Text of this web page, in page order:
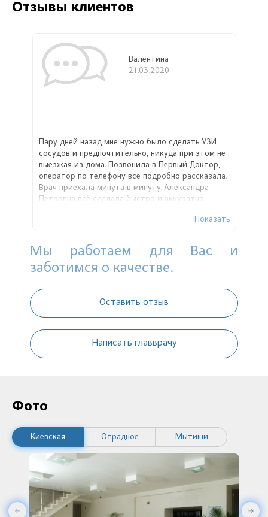
Отзывы клиентов
Валентина
21.03.2020
Пару дней назад мне нужно было сделать УЗИ
сосудов и предпочтительно, никуда при этом не
выезжая из дома. Позвонила в Первый Доктор,
оператор по телефону всё подробно рассказала.
Врач приехала минута в минуту. Александра
Петровна всё сделала быстро и аккуратно,
Показать
Мы работаем для Вас и
заботимся о качестве.
Оставить отзыв
Написать главврачу
Фото
Киевская Отрадное Мытищи